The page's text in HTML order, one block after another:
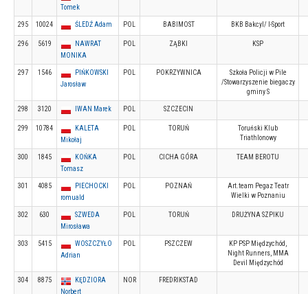
Tomek
295 10024 ŚLEDŹ Adam POL BABIMOST BKB Bakcyl/ I-Sport
296 5619
NAWRAT
MONIKA
POL ZĄBKI KSP
297 1546
PIŃKOWSKI
Jarosław
POL POKRZYWNICA
Szkoła Policji w Pile
/Stowarzyszenie biegaczy
gminy S
298 3120 IWAN Marek POL SZCZECIN
299 10784
KALETA
Mikołaj
POL TORUŃ
Toruński Klub
Triathlonowy
300 1845
KOŃKA
Tomasz
POL CICHA GÓRA TEAM BEROTU
301 4085
PIECHOCKI
romuald
POL POZNAŃ
Art.team Pegaz Teatr
Wielki w Poznaniu
302 630
SZWEDA
Mirosława
POL TORUŃ DRUŻYNA SZPIKU
303 5415
WOSZCZYŁO
Adrian
POL PSZCZEW
KP PSP Międzychód,
Night Runners, MMA
Devil Międzychód
304 8875
KĘDZIORA
Norbert
NOR FREDRIKSTAD